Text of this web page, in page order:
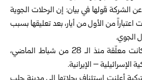
الشركة قولها في بيان: إن الرحلات الجوية
من الأول من أيار، بعد تعليقها بسبب
الجوي.
يُذكر أن الرحلات الجوية كانت معلّقة منذ الـ 28 من شباط الماضي،
الإسرائيلية – الإيرانية.